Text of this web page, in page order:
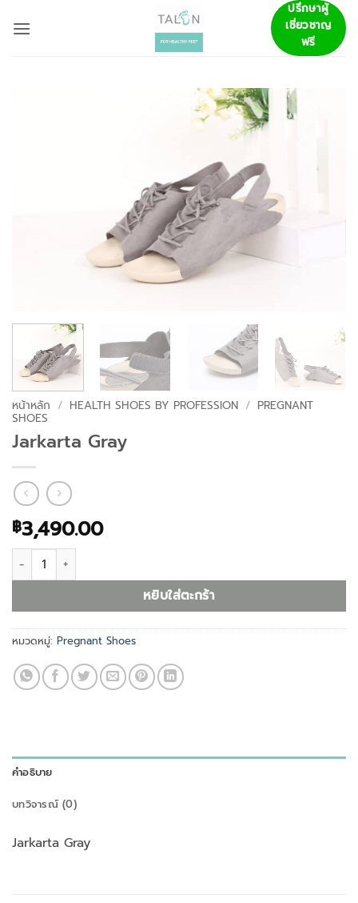
ปรึกษาผู้
เชี่ยวชาญ
ฟรี
หน้าหลัก / HEALTH SHOES BY PROFESSION / PREGNANT
SHOES
Jarkarta Gray
฿3,490.00
จำนวน Jarkarta Gray ชิ้น
หยิบใส่ตะกร้า
หมวดหมู่: Pregnant Shoes
คำอธิบาย
บทวิจารณ์ (0)
Jarkarta Gray